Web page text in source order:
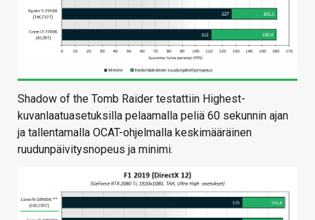
Shadow of the Tomb Raider testattiin Highest-
kuvanlaatuasetuksilla pelaamalla peliä 60 sekunnin ajan
ja tallentamalla OCAT-ohjelmalla keskimääräinen
ruudunpäivitysnopeus ja minimi.